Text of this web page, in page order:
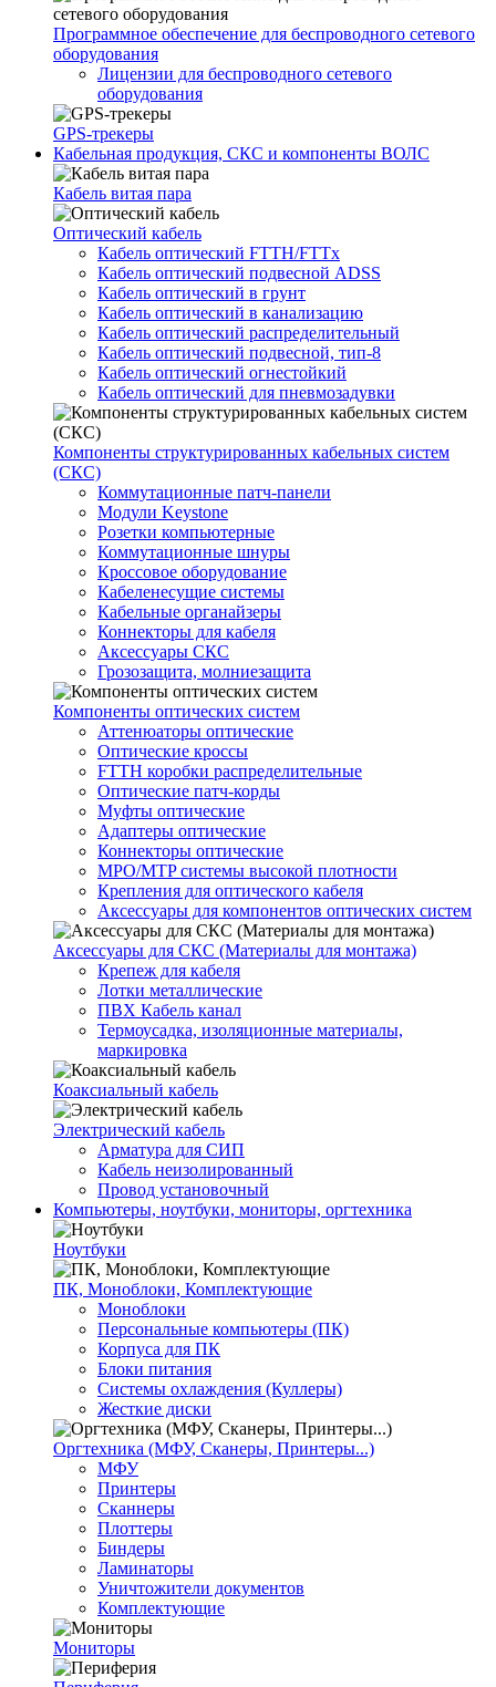
Программное обеспечение для беспроводного сетевого
оборудования
Лицензии для беспроводного сетевого
оборудования
GPS-трекеры
Кабельная продукция, СКС и компоненты ВОЛС
Кабель витая пара
Оптический кабель
Кабель оптический FTTH/FTTx
Кабель оптический подвесной ADSS
Кабель оптический в грунт
Кабель оптический в канализацию
Кабель оптический распределительный
Кабель оптический подвесной, тип-8
Кабель оптический огнестойкий
Кабель оптический для пневмозадувки
Компоненты структурированных кабельных систем
(СКС)
Коммутационные патч-панели
Модули Keystone
Розетки компьютерные
Коммутационные шнуры
Кроссовое оборудование
Кабеленесущие системы
Кабельные органайзеры
Коннекторы для кабеля
Аксессуары СКС
Грозозащита, молниезащита
Компоненты оптических систем
Аттенюаторы оптические
Оптические кроссы
FTTH коробки распределительные
Оптические патч-корды
Муфты оптические
Адаптеры оптические
Коннекторы оптические
MPO/MTP системы высокой плотности
Крепления для оптического кабеля
Аксессуары для компонентов оптических систем
Аксессуары для СКС (Материалы для монтажа)
Крепеж для кабеля
Лотки металлические
ПВХ Кабель канал
Термоусадка, изоляционные материалы,
маркировка
Коаксиальный кабель
Электрический кабель
Арматура для СИП
Кабель неизолированный
Провод установочный
Компьютеры, ноутбуки, мониторы, оргтехника
Ноутбуки
ПК, Моноблоки, Комплектующие
Моноблоки
Персональные компьютеры (ПК)
Корпуса для ПК
Блоки питания
Системы охлаждения (Куллеры)
Жесткие диски
Оргтехника (МФУ, Сканеры, Принтеры...)
МФУ
Принтеры
Сканнеры
Плоттеры
Биндеры
Ламинаторы
Уничтожители документов
Комплектующие
Мониторы